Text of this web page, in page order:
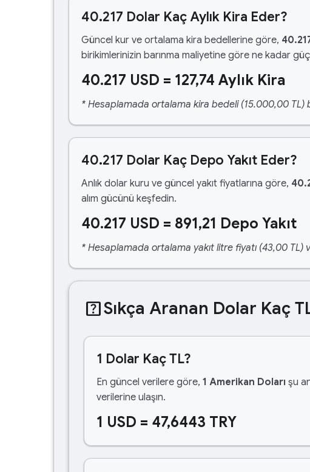
40.217 Dolar Kaç Aylık Kira Eder?
Güncel kur ve ortalama kira bedellerine göre,
birikimlerinizin barınma maliyetine göre ne kadar
40.217 USD = 127,74 Aylık Kira
* Hesaplamada ortalama kira bedeli (15.000,00 TL)
40.217 Dolar Kaç Depo Yakıt Eder?
Anlık dolar kuru ve güncel yakıt fiyatlarına göre,
alım gücünü keşfedin.
40.217 USD = 891,21 Depo Yakıt
* Hesaplamada ortalama yakıt litre fiyatı (43,00 TL)
help_centerSıkça Aranan Dolar Kaç
1 Dolar Kaç TL?
En güncel verilere göre, 1 Amerikan Doları şu
verilerine ulaşın.
1 USD = 47,6443 TRY